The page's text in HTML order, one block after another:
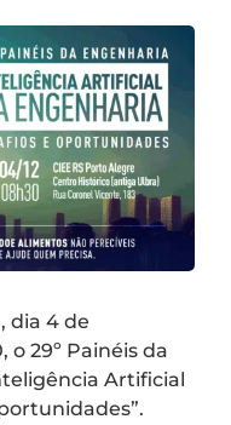
dia 4 de
29º Painéis da
Artificial